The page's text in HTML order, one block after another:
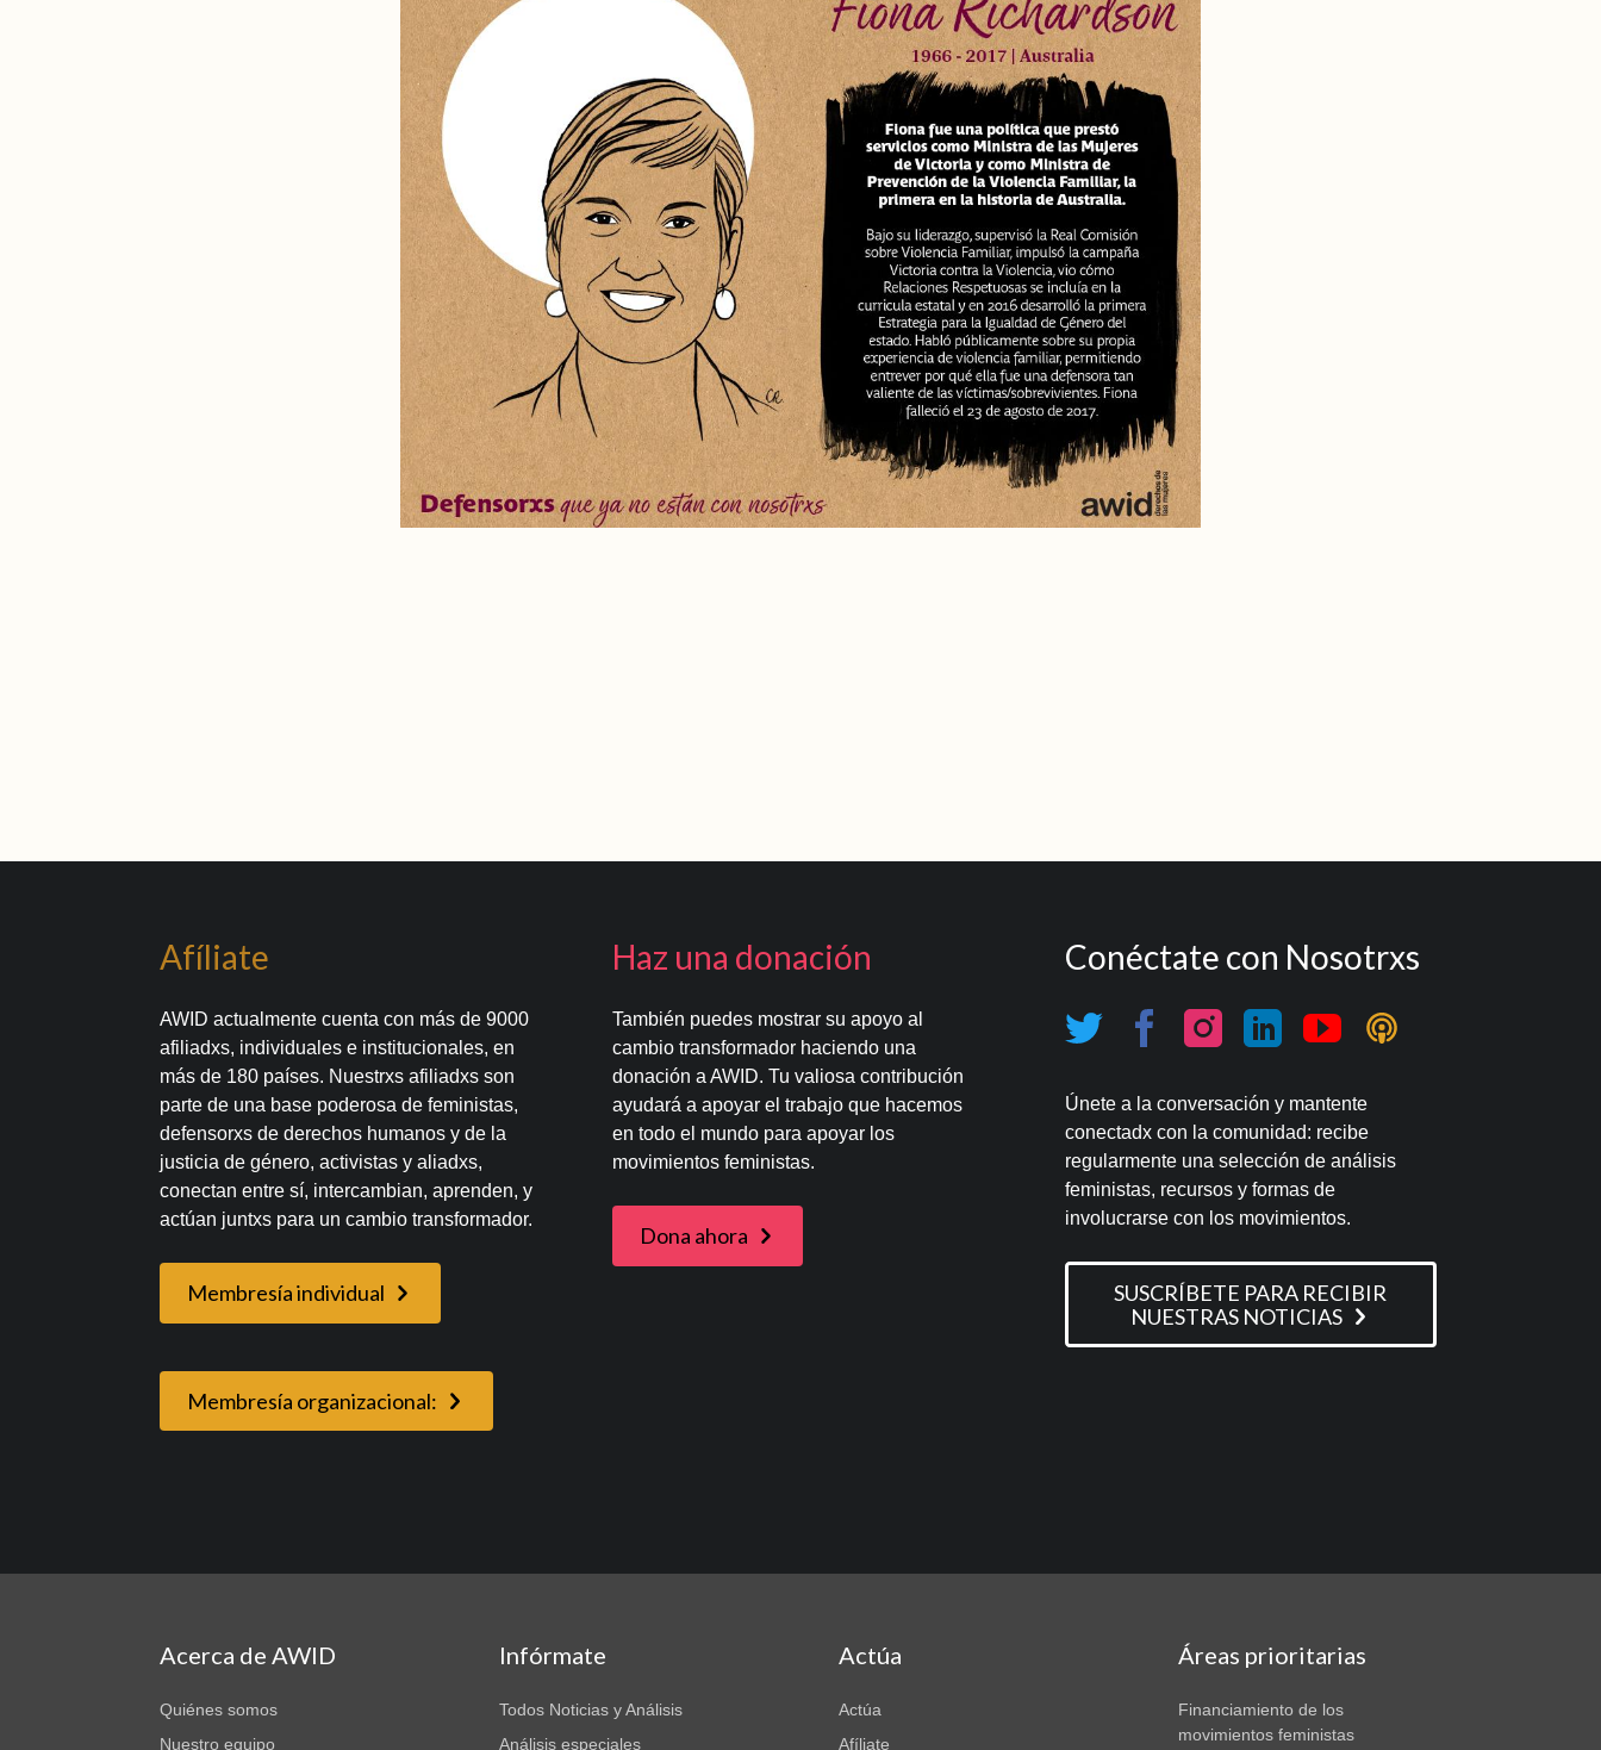
Afíliate
AWID actualmente cuenta con más de 9000
afiliadxs, individuales e institucionales, en
más de 180 países. Nuestrxs afiliadxs son
parte de una base poderosa de feministas,
defensorxs de derechos humanos y de la
justicia de género, activistas y aliadxs,
conectan entre sí, intercambian, aprenden, y
actúan juntxs para un cambio transformador.
Membresía individual
Membresía organizacional:
Haz una donación
También puedes mostrar su apoyo al
cambio transformador haciendo una
donación a AWID. Tu valiosa contribución
ayudará a apoyar el trabajo que hacemos
en todo el mundo para apoyar los
movimientos feministas.
Dona ahora
Conéctate con Nosotrxs
Únete a la conversación y mantente
conectadx con la comunidad: recibe
regularmente una selección de análisis
feministas, recursos y formas de
involucrarse con los movimientos.
SUSCRÍBETE PARA RECIBIR
NUESTRAS NOTICIAS
Acerca de AWID
Quiénes somos
Nuestro equipo
Infórmate
Todos Noticias y Análisis
Análisis especiales
Actúa
Actúa
Afíliate
Áreas prioritarias
Financiamiento de los
movimientos feministas